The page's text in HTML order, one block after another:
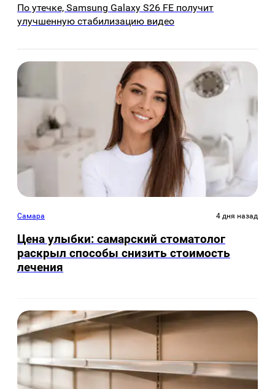
По утечке, Samsung Galaxy S26 FE получит
улучшенную стабилизацию видео
Самара 4 дня назад
Цена улыбки: самарский стоматолог
раскрыл способы снизить стоимость
лечения